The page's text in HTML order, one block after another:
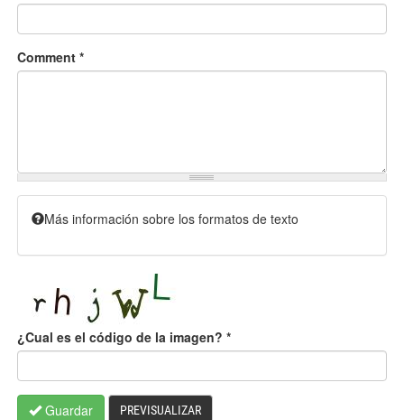
Comment *
Más información sobre los formatos de texto
¿Cual es el código de la imagen? *
Guardar PREVISUALIZAR